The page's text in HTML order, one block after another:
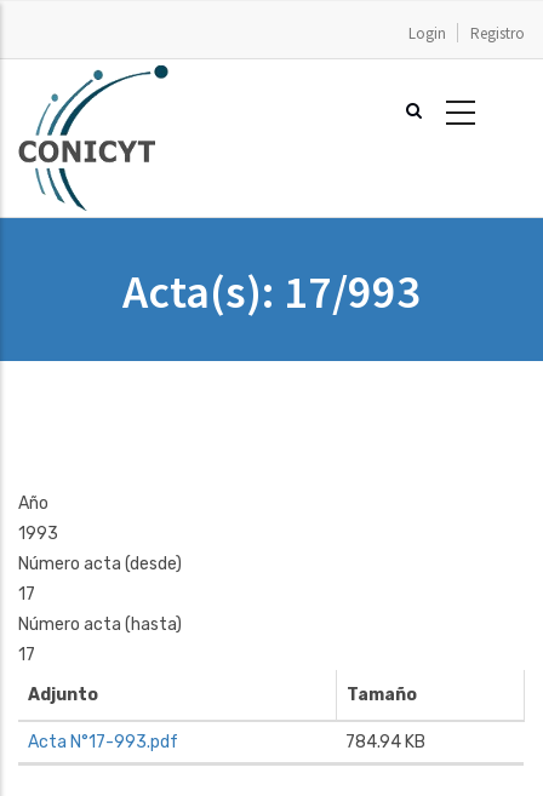
principal
Login Registro
Acta(s): 17/993
Año
1993
Número acta (desde)
17
Número acta (hasta)
17
Adjunto
Tamaño
Acta N°17-993.pdf 784.94 KB